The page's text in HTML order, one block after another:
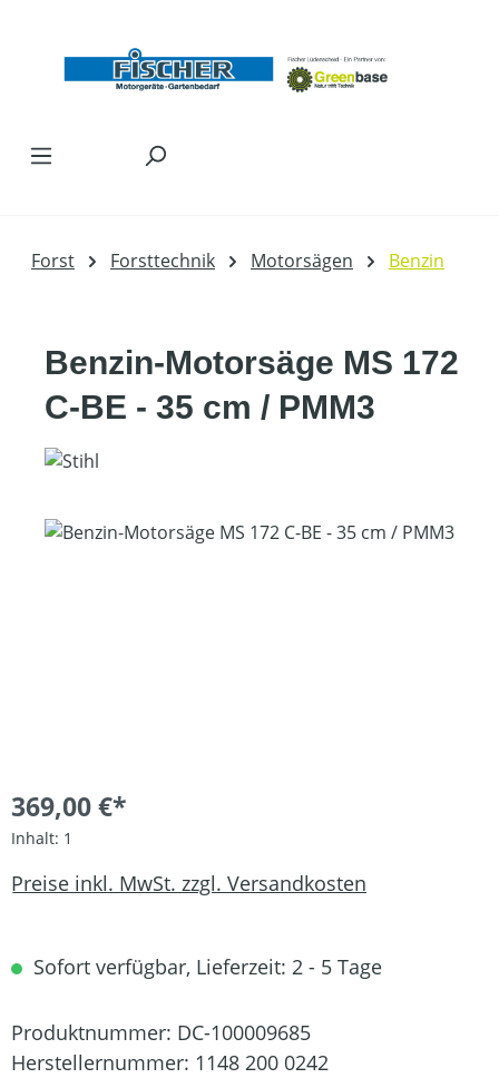
Forst Forsttechnik Motorsägen Benzin
Benzin-Motorsäge MS 172
C-BE - 35 cm / PMM3
Bildergalerie überspringen
369,00 €*
Inhalt: 1
Preise inkl. MwSt. zzgl. Versandkosten
Sofort verfügbar, Lieferzeit: 2 - 5 Tage
Produktnummer: DC-100009685
Herstellernummer: 1148 200 0242